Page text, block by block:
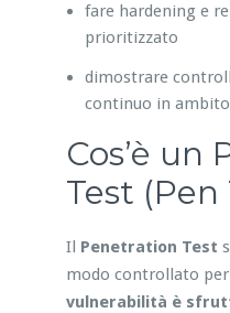
fare hardening e
prioritizzato
dimostrare
continuo in
Cos’è un
Test (Pen
Il Penetration Test
modo controllato
vulnerabilità è